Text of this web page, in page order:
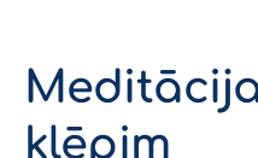
klēpim